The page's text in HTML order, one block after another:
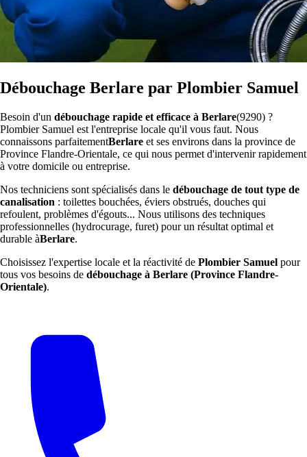
Débouchage Berlare par Plombier Samuel
Besoin d'un débouchage rapide et efficace à Berlare(9290) ?
Plombier Samuel est l'entreprise locale qu'il vous faut. Nous
connaissons parfaitementBerlare et ses environs dans la province de
Province Flandre-Orientale, ce qui nous permet d'intervenir rapidement
à votre domicile ou entreprise.
Nos techniciens sont spécialisés dans le débouchage de tout type de
canalisation : toilettes bouchées, éviers obstrués, douches qui
refoulent, problèmes d'égouts... Nous utilisons des techniques
professionnelles (hydrocurage, furet) pour un résultat optimal et
durable àBerlare.
Choisissez l'expertise locale et la réactivité de Plombier Samuel pour
tous vos besoins de débouchage à Berlare (Province Flandre-
Orientale).